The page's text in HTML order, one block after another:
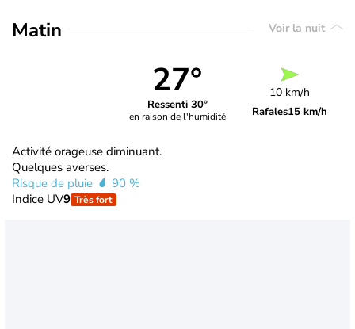
Matin Voir la nuit
27°
Ressenti 30°
en raison de l'humidité
10 km/h
Rafales15 km/h
Activité orageuse diminuant.
Quelques averses.
Risque de pluie
90 %
Indice UV9 Très fort